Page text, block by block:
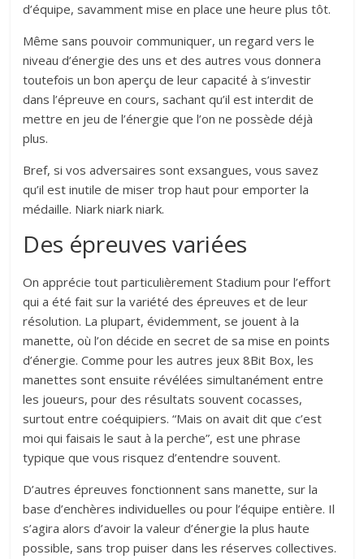
d’équipe, savamment mise en place une heure plus tôt.
Même sans pouvoir communiquer, un regard vers le
niveau d’énergie des uns et des autres vous donnera
toutefois un bon aperçu de leur capacité à s’investir
dans l’épreuve en cours, sachant qu’il est interdit de
mettre en jeu de l’énergie que l’on ne possède déjà
plus.
Bref, si vos adversaires sont exsangues, vous savez
qu’il est inutile de miser trop haut pour emporter la
médaille. Niark niark niark.
Des épreuves variées
On apprécie tout particulièrement Stadium pour l’effort
qui a été fait sur la variété des épreuves et de leur
résolution. La plupart, évidemment, se jouent à la
manette, où l’on décide en secret de sa mise en points
d’énergie. Comme pour les autres jeux 8Bit Box, les
manettes sont ensuite révélées simultanément entre
les joueurs, pour des résultats souvent cocasses,
surtout entre coéquipiers. “Mais on avait dit que c’est
moi qui faisais le saut à la perche”, est une phrase
typique que vous risquez d’entendre souvent.
D’autres épreuves fonctionnent sans manette, sur la
base d’enchères individuelles ou pour l’équipe entière. Il
s’agira alors d’avoir la valeur d’énergie la plus haute
possible, sans trop puiser dans les réserves collectives.